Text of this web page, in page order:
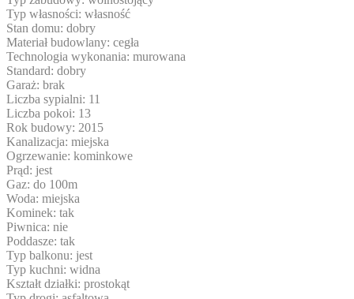
Typ własności: własność
Stan domu: dobry
Materiał budowlany: cegła
Technologia wykonania: murowana
Standard: dobry
Garaż: brak
Liczba sypialni: 11
Liczba pokoi: 13
Rok budowy: 2015
Kanalizacja: miejska
Ogrzewanie: kominkowe
Prąd: jest
Gaz: do 100m
Woda: miejska
Kominek: tak
Piwnica: nie
Poddasze: tak
Typ balkonu: jest
Typ kuchni: widna
Kształt działki: prostokąt